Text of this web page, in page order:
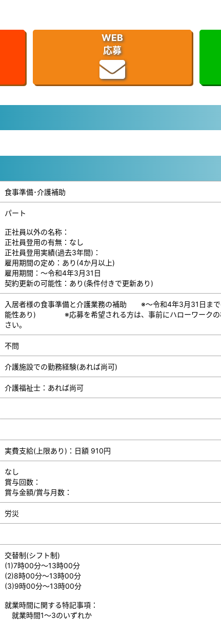
WEB
応募
食事準備･介護補助
パート
正社員以外の名称：
正社員登用の有無：なし
正社員登用実績(過去3年間)：
雇用期間の定め：あり(4か月以上)
雇用期間：～令和4年3月31日
契約更新の可能性：あり(条件付きで更新あり)
入居者様の食事準備と介護業務の補助 ※～令和4年3月31日ま
能性あり) ※応募を希望される方は、事前にハローワークの相
さい。
不問
介護施設での勤務経験(あれば尚可)
介護福祉士：あれば尚可
実費支給(上限あり)：日額 910円
なし
賞与回数：
賞与金額/賞与月数：
労災
交替制(シフト制)
(1)7時00分～13時00分
(2)8時00分～13時00分
(3)9時00分～13時00分
就業時間に関する特記事項：
就業時間1～3のいずれか